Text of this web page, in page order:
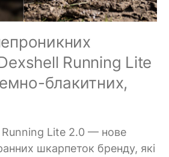
Running Lite
блакитних,
Lite 2.0 — нове
шкарпеток бренду, які